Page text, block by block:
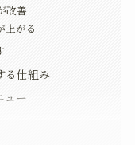
改善
がる
る仕組み
ュー